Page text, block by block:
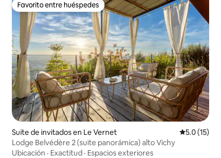
Favorito entre huéspedes
Favorito entre huéspedes
Suite de invitados en Le Vernet Calificación
5.0 (15)
Lodge Belvédère 2 (suite panorámica) alto Vichy
Ubicación · Exactitud · Espacios exteriores